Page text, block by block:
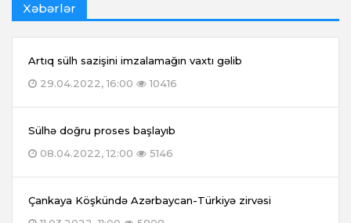
Xəbərlər
Artıq sülh sazişini imzalamağın vaxtı gəlib
29.04.2022, 16:00
10416
Sülhə doğru proses başlayıb
08.04.2022, 12:00
5146
Çankaya Köşkündə Azərbaycan-Türkiyə zirvəsi